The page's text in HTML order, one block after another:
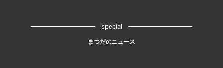
special
まつだのニュース